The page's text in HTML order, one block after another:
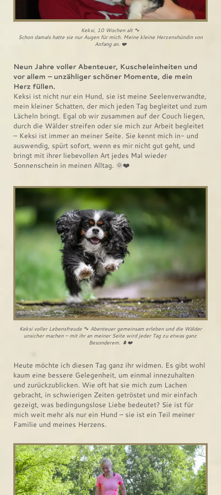
Keksi, 10 Wochen alt 🐾
Schon damals hatte sie nur Augen für mich. Meine kleine Herzenshündin von
Anfang an. ❤️
Neun Jahre voller Abenteuer, Kuscheleinheiten und
vor allem – unzähliger schöner Momente, die mein
Herz füllen.
Keksi ist nicht nur ein Hund, sie ist meine Seelenverwandte,
mein kleiner Schatten, der mich jeden Tag begleitet und zum
Lächeln bringt. Egal ob wir zusammen auf der Couch liegen,
durch die Wälder streifen oder sie mich zur Arbeit begleitet
– Keksi ist immer an meiner Seite. Sie kennt mich in- und
auswendig, spürt sofort, wenn es mir nicht gut geht, und
bringt mit ihrer liebevollen Art jedes Mal wieder
Sonnenschein in meinen Alltag. 🌞❤️
Keksi voller Lebensfreude 🐾 Abenteuer gemeinsam erleben und die Wälder
unsicher machen – mit ihr an meiner Seite wird jeder Tag zu etwas ganz
Besonderem. 🌲❤️
Heute möchte ich diesen Tag ganz ihr widmen. Es gibt wohl
kaum eine bessere Gelegenheit, um einmal innezuhalten
und zurückzublicken. Wie oft hat sie mich zum Lachen
gebracht, in schwierigen Zeiten getröstet und mir einfach
gezeigt, was bedingungslose Liebe bedeutet? Sie ist für
mich weit mehr als nur ein Hund – sie ist ein Teil meiner
Familie und meines Herzens.